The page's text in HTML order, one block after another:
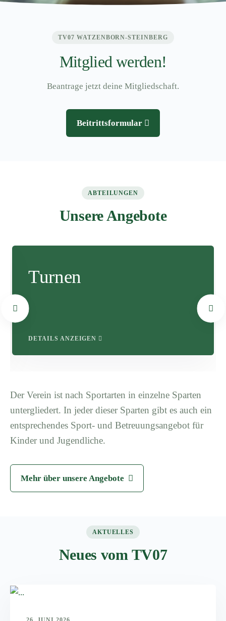
TV07 WATZENBORN-STEINBERG
Mitglied werden!
Beantrage jetzt deine Mitgliedschaft.
Beitrittsformular
ABTEILUNGEN
Unsere Angebote
Turnen
DETAILS ANZEIGEN
Der Verein ist nach Sportarten in einzelne Sparten
untergliedert. In jeder dieser Sparten gibt es auch ein
entsprechendes Sport- und Betreuungsangebot für
Kinder und Jugendliche.
Mehr über unsere Angebote
AKTUELLES
Neues vom TV07